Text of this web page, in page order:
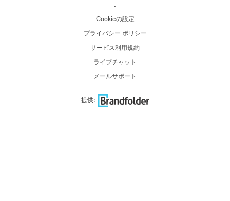
·
Cookieの設定
プライバシー ポリシー
サービス利用規約
ライブチャット
メールサポート
提供: